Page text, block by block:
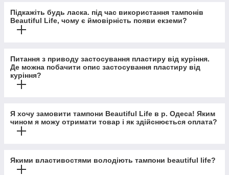
Підкажіть будь ласка. під час використання тампонів
Beautiful Life, чому є ймовірність появи екземи?
Питання з приводу застосування пластиру від куріння.
Де можна побачити опис застосування пластиру від
куріння?
Я хочу замовити тампони Beautiful Life в р. Одеса! Яким
чином я можу отримати товар і як здійснюється оплата?
Якими властивостями володіють тампони beautiful life?